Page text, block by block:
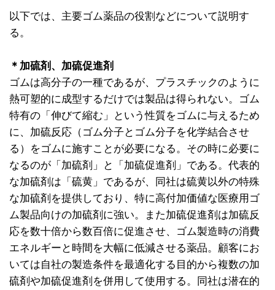
以下では、主要ゴム薬品の役割などについて説明す
る。
＊加硫剤、加硫促進剤
ゴムは高分子の一種であるが、プラスチックのように
熱可塑的に成型するだけでは製品は得られない。ゴム
特有の「伸びて縮む」という性質をゴムに与えるため
に、加硫反応（ゴム分子とゴム分子を化学結合させ
る）をゴムに施すことが必要になる。その時に必要に
なるのが「加硫剤」と「加硫促進剤」である。代表的
な加硫剤は「硫黄」であるが、同社は硫黄以外の特殊
な加硫剤を提供しており、特に高付加価値な医療用ゴ
ム製品向けの加硫剤に強い。また加硫促進剤は加硫反
応を数十倍から数百倍に促進させ、ゴム製造時の消費
エネルギーと時間を大幅に低減させる薬品。顧客にお
いては自社の製造条件を最適化する目的から複数の加
硫剤や加硫促進剤を併用して使用する。同社は潜在的